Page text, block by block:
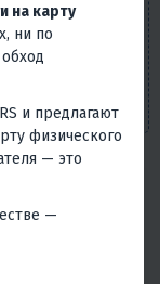
товаров,
каких
определяемой
кодекса РФ.
числа
с этим
на карту
ни по
и предлагают
физического
— это
—